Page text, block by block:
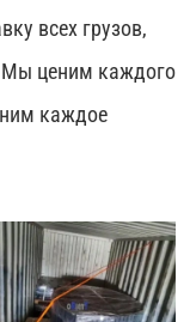
всех грузов,
Мы ценим каждого
каждое